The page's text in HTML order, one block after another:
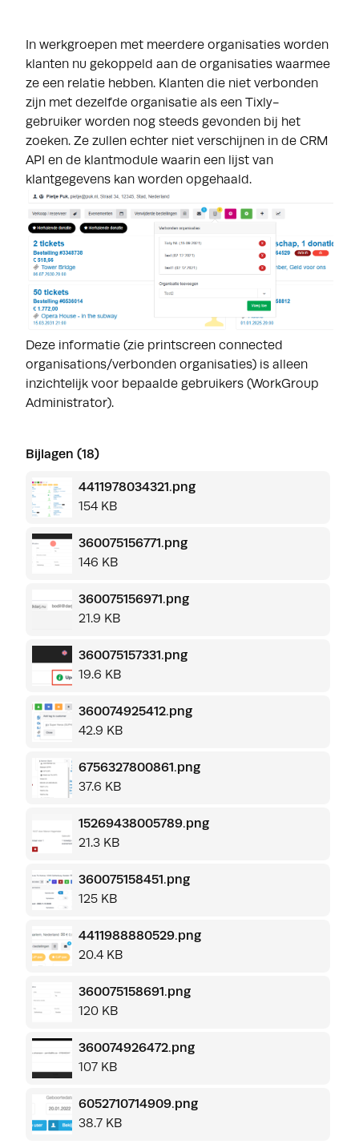
In werkgroepen met meerdere organisaties worden
klanten nu gekoppeld aan de organisaties waarmee
ze een relatie hebben. Klanten die niet verbonden
zijn met dezelfde organisatie als een Tixly-
gebruiker worden nog steeds gevonden bij het
zoeken. Ze zullen echter niet verschijnen in de CRM
API en de klantmodule waarin een lijst van
klantgegevens kan worden opgehaald.
Deze informatie (zie printscreen connected
organisations/verbonden organisaties) is alleen
inzichtelijk voor bepaalde gebruikers (WorkGroup
Administrator).
Bijlagen (18)
4411978034321.png
154 KB
360075156771.png
146 KB
360075156971.png
21.9 KB
360075157331.png
19.6 KB
360074925412.png
42.9 KB
6756327800861.png
37.6 KB
15269438005789.png
21.3 KB
360075158451.png
125 KB
4411988880529.png
20.4 KB
360075158691.png
120 KB
360074926472.png
107 KB
6052710714909.png
38.7 KB